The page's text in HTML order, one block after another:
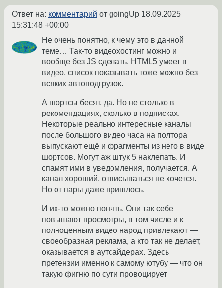
Ответ на: комментарий от goingUp 18.09.2025
15:31:48 +00:00
Не очень понятно, к чему это в данной
теме… Так-то видеохостинг можно и
вообще без JS сделать. HTML5 умеет в
видео, список показывать тоже можно без
всяких автоподгрузок.
А шортсы бесят, да. Но не столько в
рекомендациях, сколько в подписках.
Некоторые реально интересные каналы
после большого видео часа на полтора
выпускают ещё и фрагменты из него в виде
шортсов. Могут аж штук 5 наклепать. И
спамят ими в уведомления, получается. А
канал хороший, отписываться не хочется.
Но от пары даже пришлось.
И их-то можно понять. Они так себе
повышают просмотры, в том числе и к
полноценным видео народ привлекают —
своеобразная реклама, а кто так не делает,
оказывается в аутсайдерах. Здесь
претензии именно к самому ютубу — что он
такую фигню по сути провоцирует.